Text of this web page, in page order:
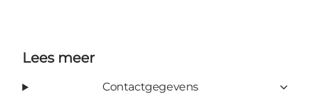
Lees meer
Contactgegevens